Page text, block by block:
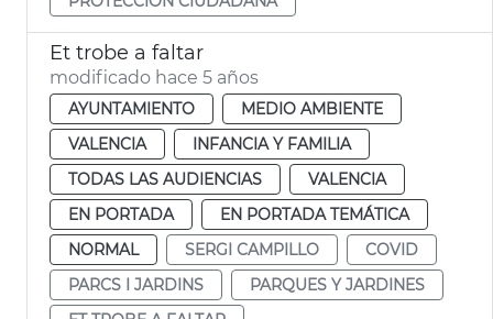
Et trobe a faltar
modificado hace 5 años
AYUNTAMIENTO
MEDIO AMBIENTE
VALENCIA
INFANCIA Y FAMILIA
TODAS LAS AUDIENCIAS
VALENCIA
EN PORTADA
EN PORTADA TEMÁTICA
NORMAL
SERGI CAMPILLO
COVID
PARCS I JARDINS
PARQUES Y JARDINES